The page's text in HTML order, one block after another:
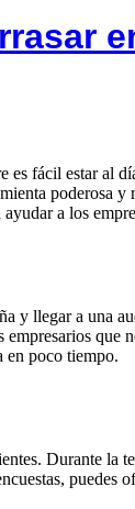
fácil estar al
poderosa y
ayudar a los
y llegar a una
que
en poco tiempo.
Durante la
puedes